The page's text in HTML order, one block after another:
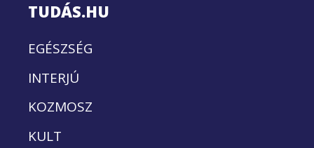
TUDÁS.HU
EGÉSZSÉG
INTERJÚ
KOZMOSZ
KULT